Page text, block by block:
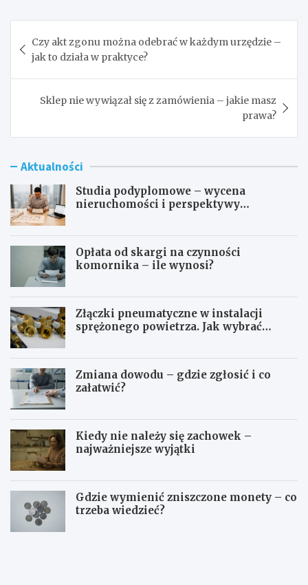
wpisu
Czy akt zgonu można odebrać w każdym urzędzie –
jak to działa w praktyce?
Sklep nie wywiązał się z zamówienia – jakie masz
prawa?
Aktualności
Studia podyplomowe – wycena
nieruchomości i perspektywy
Opłata od skargi na czynności
komornika – ile wynosi?
Złączki pneumatyczne w instalacji
sprężonego powietrza. Jak wybrać
Zmiana dowodu – gdzie zgłosić i co
załatwić?
Kiedy nie należy się zachowek –
najważniejsze wyjątki
Gdzie wymienić zniszczone monety – co
trzeba wiedzieć?
S
O